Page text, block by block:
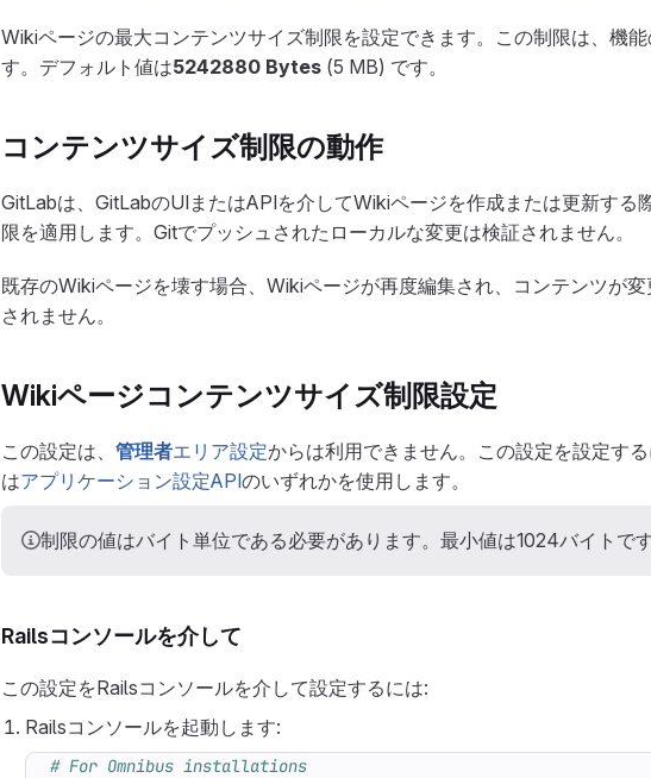
Wikiページの最大コンテンツサイズ制限を設定できます。この制限は、機
す。デフォルト値は5242880 Bytes (5 MB) です。
コンテンツサイズ制限の動作
GitLabは、GitLabのUIまたはAPIを介してWikiページを作成または更新する
限を適用します。Gitでプッシュされたローカルな変更は検証されません。
既存のWikiページを壊す場合、Wikiページが再度編集され、コンテンツが
されません。
Wikiページコンテンツサイズ制限設定
この設定は、 管理者エリア設定からは利用できません。この設定を設定す
はアプリケーション設定APIのいずれかを使用します。
制限の値はバイト単位である必要があります。最小値は1024バイトです
Railsコンソールを介して
この設定をRailsコンソールを介して設定するには:
Railsコンソールを起動します:
# For Omnibus installations